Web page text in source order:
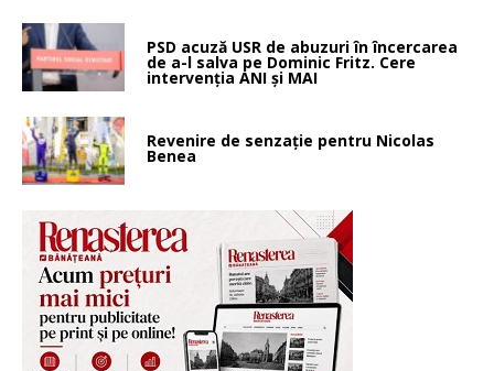
PSD acuză USR de abuzuri în încercarea
de a-l salva pe Dominic Fritz. Cere
intervenția ANI și MAI
Revenire de senzație pentru Nicolas
Benea